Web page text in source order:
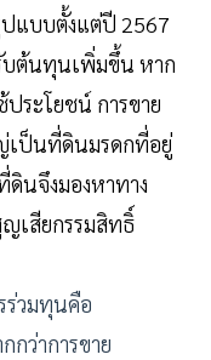
แบบตั้งแต่ปี 2567
บต้นทุนเพิ่มขึ้น หาก
ระโยชน์ การขาย
เป็นที่ดินมรดกที่อยู่
นจึงมองหาทาง
ญเสียกรรมสิทธิ์
ร่วมทุนคือ
กว่าการขาย